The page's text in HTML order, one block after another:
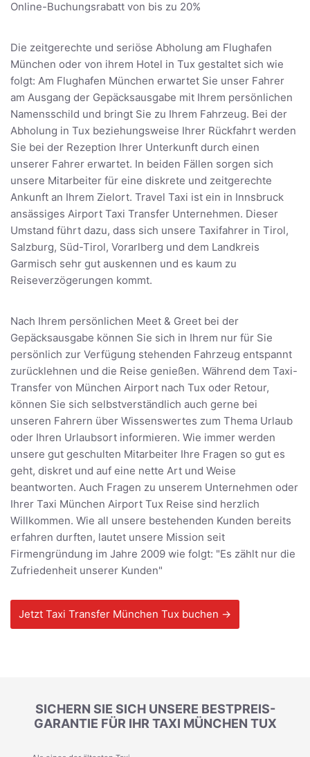
Online-Buchungsrabatt von bis zu 20%
Die zeitgerechte und seriöse Abholung am Flughafen
München oder von ihrem Hotel in Tux gestaltet sich wie
folgt: Am Flughafen München erwartet Sie unser Fahrer
am Ausgang der Gepäcksausgabe mit Ihrem persönlichen
Namensschild und bringt Sie zu Ihrem Fahrzeug. Bei der
Abholung in Tux beziehungsweise Ihrer Rückfahrt werden
Sie bei der Rezeption Ihrer Unterkunft durch einen
unserer Fahrer erwartet. In beiden Fällen sorgen sich
unsere Mitarbeiter für eine diskrete und zeitgerechte
Ankunft an Ihrem Zielort. Travel Taxi ist ein in Innsbruck
ansässiges Airport Taxi Transfer Unternehmen. Dieser
Umstand führt dazu, dass sich unsere Taxifahrer in Tirol,
Salzburg, Süd-Tirol, Vorarlberg und dem Landkreis
Garmisch sehr gut auskennen und es kaum zu
Reiseverzögerungen kommt.
Nach Ihrem persönlichen Meet & Greet bei der
Gepäcksausgabe können Sie sich in Ihrem nur für Sie
persönlich zur Verfügung stehenden Fahrzeug entspannt
zurücklehnen und die Reise genießen. Während dem Taxi-
Transfer von München Airport nach Tux oder Retour,
können Sie sich selbstverständlich auch gerne bei
unseren Fahrern über Wissenswertes zum Thema Urlaub
oder Ihren Urlaubsort informieren. Wie immer werden
unsere gut geschulten Mitarbeiter Ihre Fragen so gut es
geht, diskret und auf eine nette Art und Weise
beantworten. Auch Fragen zu unserem Unternehmen oder
Ihrer Taxi München Airport Tux Reise sind herzlich
Willkommen. Wie all unsere bestehenden Kunden bereits
erfahren durften, lautet unsere Mission seit
Firmengründung im Jahre 2009 wie folgt: "Es zählt nur die
Zufriedenheit unserer Kunden"
Jetzt Taxi Transfer München Tux buchen →
SICHERN SIE SICH UNSERE BESTPREIS-
GARANTIE FÜR IHR TAXI MÜNCHEN TUX